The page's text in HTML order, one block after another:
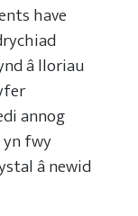
have
â lloriau
annog
fwy
â newid